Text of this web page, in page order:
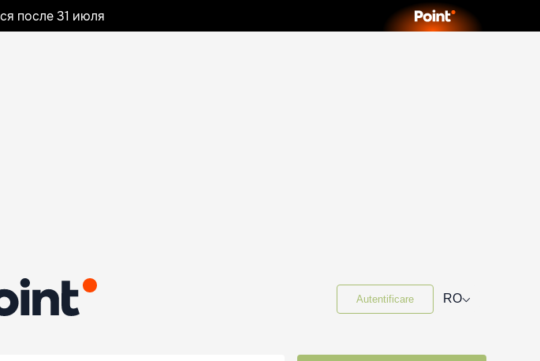
после 31 июля
Autentificare RO⌵